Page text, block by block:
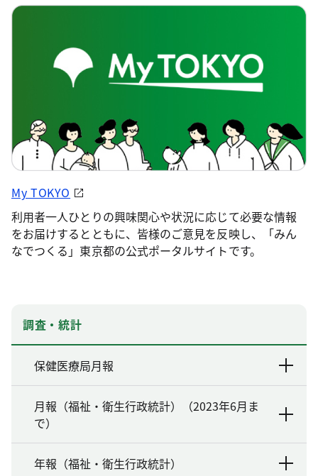
My TOKYO
利用者一人ひとりの興味関心や状況に応じて必要な情報
をお届けするとともに、皆様のご意見を反映し、「みん
なでつくる」東京都の公式ポータルサイトです。
調査・統計
保健医療局月報
月報（福祉・衛生行政統計）（2023年6月ま
で）
年報（福祉・衛生行政統計）